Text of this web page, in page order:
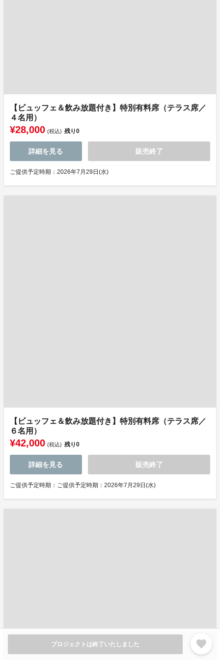
プロジェクトは終了いたしました favorite
【ビュッフェ＆飲み放題付き】特別有料席（テラス席／
４名用）
¥28,000 (税込) 残り0
詳細を見る 販売終了
ご提供予定時期：2026年7月29日(水)
【ビュッフェ＆飲み放題付き】特別有料席（テラス席／
６名用）
¥42,000 (税込) 残り0
詳細を見る 販売終了
ご提供予定時期：ご提供予定時期：2026年7月29日(水)